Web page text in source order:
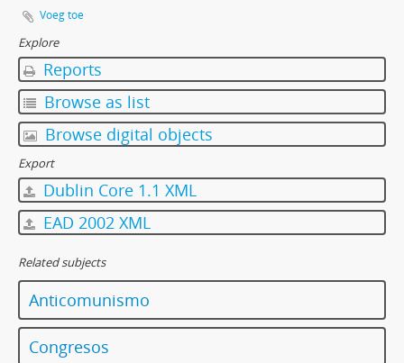
Voeg toe
Explore
Reports
Browse as list
Browse digital objects
Export
Dublin Core 1.1 XML
EAD 2002 XML
Related subjects
Anticomunismo
Congresos